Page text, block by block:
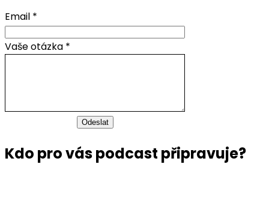
Email *
Vaše otázka *
Odeslat
Kdo pro vás podcast připravuje?